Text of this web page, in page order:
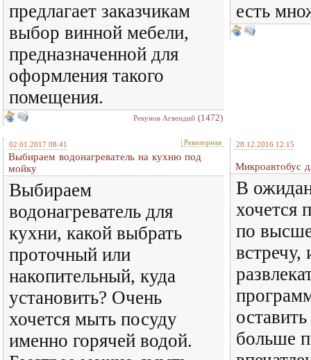
предлагает заказчикам
выбор винной мебели,
предназначенной для
оформления такого
помещения.
Рекунов Агвендий (1472)
есть
02.01.2017 08:41 Ревизорная
Выбираем водонагреватель на кухню под
мойку
Выбираем
водонагреватель для
кухни, какой выбрать
проточный или
накопительный, куда
установить? Очень
хочется мыть посуду
именно горячей водой.
28.12.2016 12:15
Микроавтобус
В
хочется
по
встречу,
больше